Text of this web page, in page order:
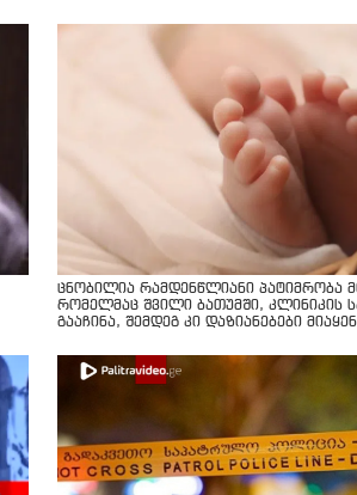
ცნობილია რამდენწლიანი პატიმრობა
რომელმაც შვილი ბათუმში, კლინიკის
გააჩინა, შემდეგ კი დაზიანებები